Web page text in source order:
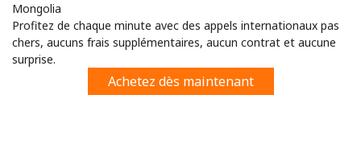
ou
Mongolia
Profitez de chaque minute avec des appels internationaux pas
chers, aucuns frais supplémentaires, aucun contrat et aucune
surprise.
Achetez dès maintenant